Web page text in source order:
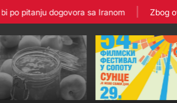
pitanju dogovora sa Iranom Zbog